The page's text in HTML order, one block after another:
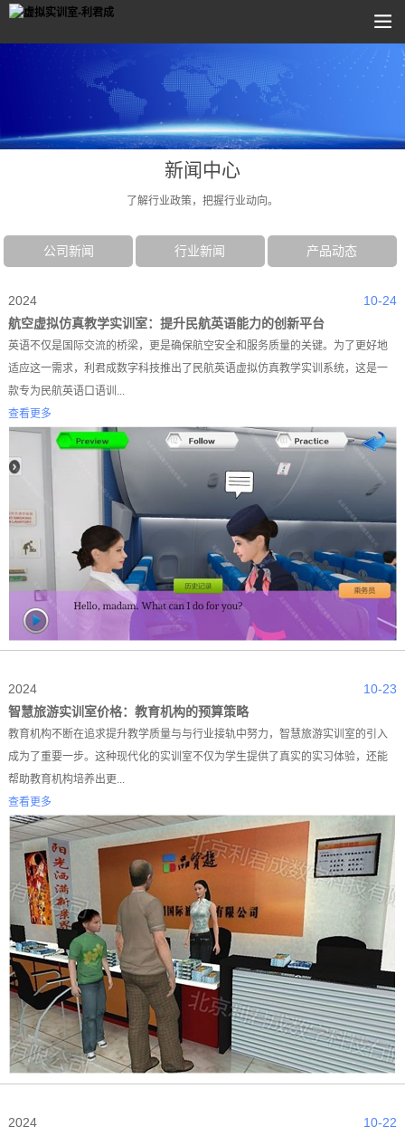
新闻中心
了解行业政策，把握行业动向。
公司新闻 行业新闻 产品动态
10-24
2024
航空虚拟仿真教学实训室：提升民航英语能力的创新平台
英语不仅是国际交流的桥梁，更是确保航空安全和服务质量的关键。为了更好地
适应这一需求，利君成数字科技推出了民航英语虚拟仿真教学实训系统，这是一
款专为民航英语口语训...
查看更多
10-23
2024
智慧旅游实训室价格：教育机构的预算策略
教育机构不断在追求提升教学质量与与行业接轨中努力，智慧旅游实训室的引入
成为了重要一步。这种现代化的实训室不仅为学生提供了真实的实习体验，还能
帮助教育机构培养出更...
查看更多
10-22
2024